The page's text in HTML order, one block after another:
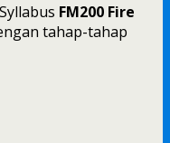
FM200 Fire
tahap-tahap